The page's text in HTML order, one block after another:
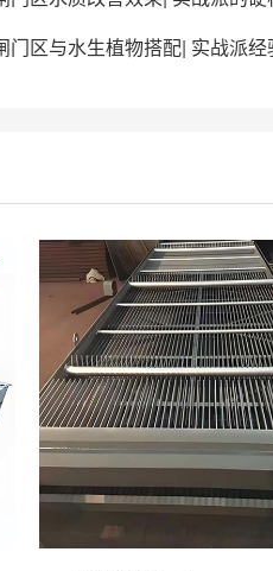
门区与水生植物搭配| 实战派经